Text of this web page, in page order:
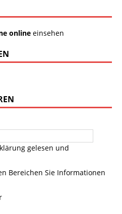
online einsehen
gelesen und
Bereichen Sie Informationen